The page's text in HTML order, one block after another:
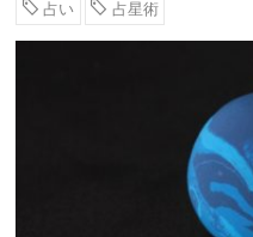
占い
占星術